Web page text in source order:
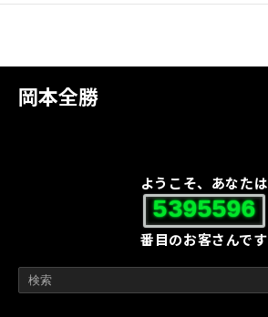
岡本全勝
ようこそ、あなたは
5395596
番目のお客さんです